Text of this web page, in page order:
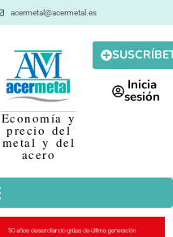
acermetal@acermetal.es
Economía y
precio del
metal y del
acero
Inicia
sesión